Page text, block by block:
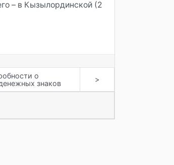
– в Кызылординской (2
о
знаков
>